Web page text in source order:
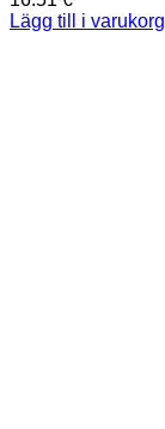
Lägg till i varukorg